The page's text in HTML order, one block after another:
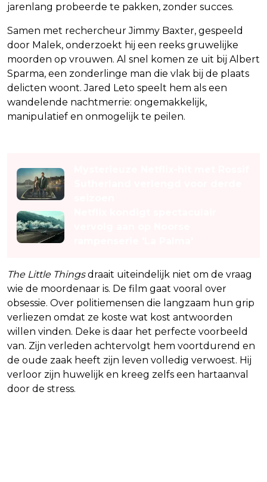
jarenlang probeerde te pakken, zonder succes.
Samen met rechercheur Jimmy Baxter, gespeeld
door Malek, onderzoekt hij een reeks gruwelijke
moorden op vrouwen. Al snel komen ze uit bij Albert
Sparma, een zonderlinge man die vlak bij de plaats
delicten woont. Jared Leto speelt hem als een
wandelende nachtmerrie: ongemakkelijk,
manipulatief en onmogelijk te peilen.
The Little Thingsdraait uiteindelijk niet om de vraag
wie de moordenaar is. De film gaat vooral over
obsessie. Over politiemensen die langzaam hun grip
verliezen omdat ze koste wat kost antwoorden
willen vinden. Deke is daar het perfecte voorbeeld
van. Zijn verleden achtervolgt hem voortdurend en
de oude zaak heeft zijn leven volledig verwoest. Hij
verloor zijn huwelijk en kreeg zelfs een hartaanval
door de stress.